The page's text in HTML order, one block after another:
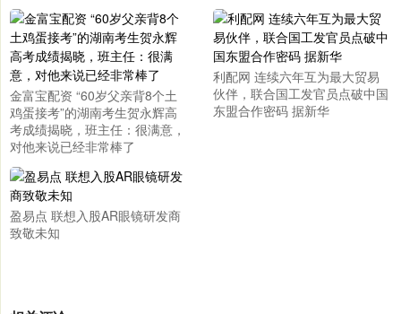
金富宝配资 “60岁父亲背8个土
鸡蛋接考”的湖南考生贺永辉高
考成绩揭晓，班主任：很满意，
对他来说已经非常棒了
利配网 连续六年互为最大贸易
伙伴，联合国工发官员点破中国
东盟合作密码 据新华
盈易点 联想入股AR眼镜研发商
致敬未知